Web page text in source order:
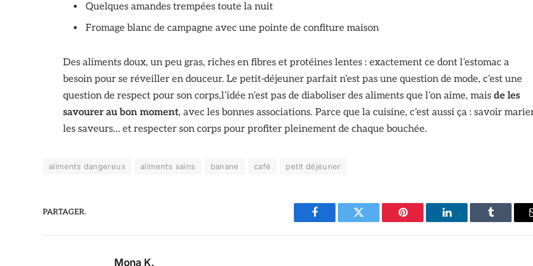
Quelques amandes trempées toute la nuit
Fromage blanc de campagne avec une pointe de confiture maison
Des aliments doux, un peu gras, riches en fibres et protéines lentes : exactement ce dont l’estomac a
besoin pour se réveiller en douceur. Le petit-déjeuner parfait n’est pas une question de mode, c’est une
question de respect pour son corps,l’idée n’est pas de diaboliser des aliments que l’on aime, mais de les
savourer au bon moment, avec les bonnes associations. Parce que la cuisine, c’est aussi ça : savoir
les saveurs… et respecter son corps pour profiter pleinement de chaque bouchée.
aliments dangereux aliments sains banane café petit déjeuner
PARTAGER.
Facebook Twitter Pinterest LinkedIn Tumblr
Mona K.